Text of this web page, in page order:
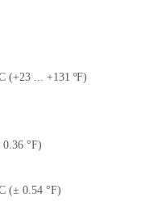
... +131 ºF)
°F)
(± 0.54 °F)